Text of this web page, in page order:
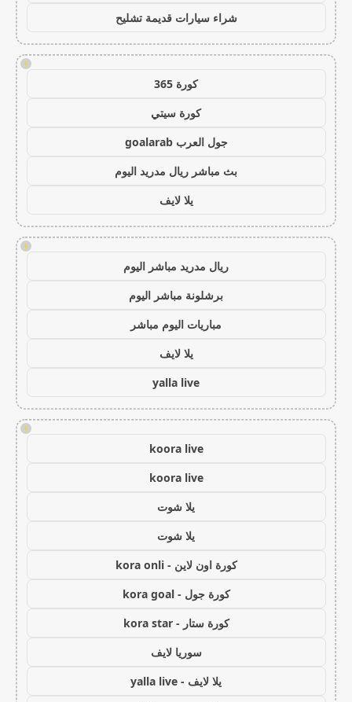
شراء سيارات قديمة تشليح
!
كورة 365
كورة سيتي
جول العرب goalarab
بث مباشر ريال مدريد اليوم
يلا لايف
!
ريال مدريد مباشر اليوم
برشلونة مباشر اليوم
مباريات اليوم مباشر
يلا لايف
yalla live
!
koora live
koora live
يلا شوت
يلا شوت
كورة اون لاين - kora onli
كورة جول - kora goal
كورة ستار - kora star
سوريا لايف
يلا لايف - yalla live